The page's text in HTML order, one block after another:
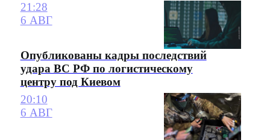
21:28
6 АВГ
Опубликованы кадры последствий
удара ВС РФ по логистическому
центру под Киевом
20:10
6 АВГ